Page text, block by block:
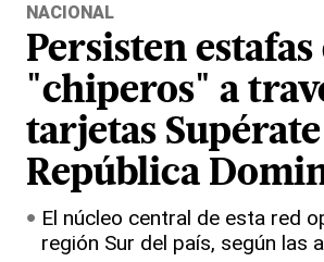
NACIONAL
Persisten estafas
"chiperos" a
tarjetas
República
El núcleo central de esta red
región Sur del país, según las